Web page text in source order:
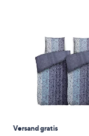
Versand gratis